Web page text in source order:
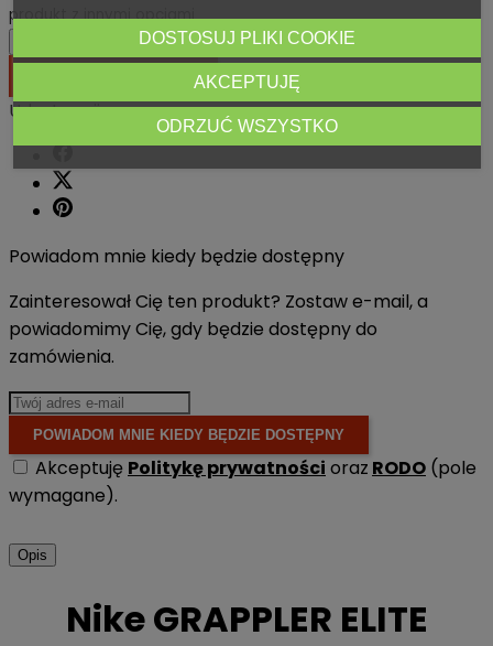
produkt z innymi opcjami
 
Udostępnij
Powiadom mnie kiedy będzie dostępny
Zainteresował Cię ten produkt? Zostaw e-mail, a
powiadomimy Cię, gdy będzie dostępny do
zamówienia.
POWIADOM MNIE KIEDY BĘDZIE DOSTĘPNY
Akceptuję Politykę prywatności oraz RODO (pole
wymagane).
Opis
Nike GRAPPLER ELITE
DOSTOSUJ PLIKI COOKIE
ODRZUĆ WSZYSTKO
AKCEPTUJĘ